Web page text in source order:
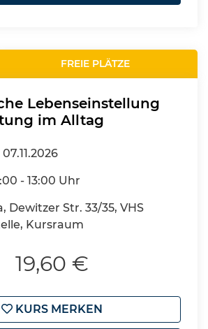
FREIE PLÄTZE
Lebenseinstellung
im Alltag
07.11.2026
- 13:00 Uhr
Dewitzer Str. 33/35, VHS
Kursraum
19,60 €
KURS MERKEN